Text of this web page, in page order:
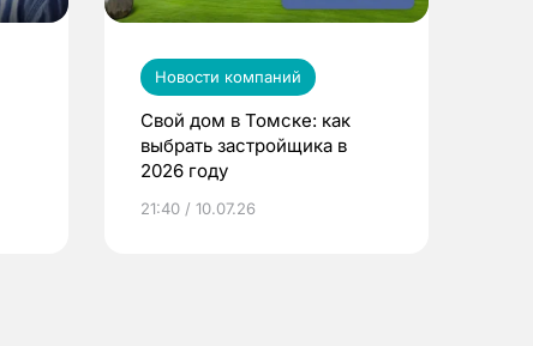
Новости компаний
Свой дом в Томске: как
выбрать застройщика в
2026 году
21:40 / 10.07.26